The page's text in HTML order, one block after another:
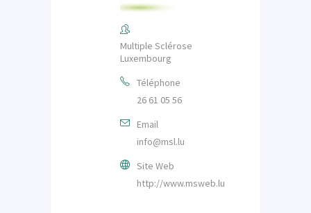
Multiple Sclérose
Luxembourg
Téléphone
26 61 05 56
Email
info@msl.lu
Site Web
http://www.msweb.lu